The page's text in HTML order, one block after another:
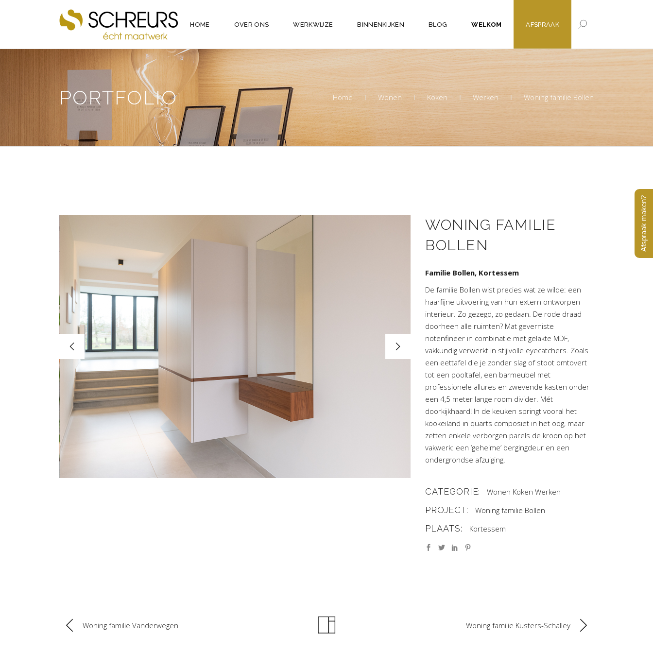
HOME OVER ONS WERKWIJZE BINNENKIJKEN BLOG WELKOM AFSPRAAK
PORTFOLIO Home Wonen Koken Werken Woning familie Bollen
WONING FAMILIE
BOLLEN
Familie Bollen, Kortessem
De familie Bollen wist precies wat ze wilde: een
haarfijne uitvoering van hun extern ontworpen
interieur. Zo gezegd, zo gedaan. De rode draad
doorheen alle ruimten? Mat geverniste
notenfineer in combinatie met gelakte MDF,
vakkundig verwerkt in stijlvolle eyecatchers. Zoals
een eettafel die je zonder slag of stoot omtovert
tot een pooltafel, een barmeubel met
professionele allures en zwevende kasten onder
een 4,5 meter lange room divider. Mét
doorkijkhaard! In de keuken springt vooral het
kookeiland in quarts composiet in het oog, maar
zetten enkele verborgen parels de kroon op het
vakwerk: een ‘geheime’ bergingdeur en een
ondergrondse afzuiging.
CATEGORIE: Wonen Koken Werken
PROJECT: Woning familie Bollen
PLAATS: Kortessem
Woning familie Vanderwegen Woning familie Kusters-Schalley
Afspraak maken?